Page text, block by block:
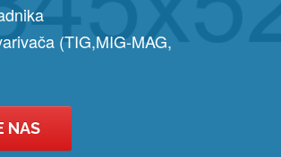
(TIG,MIG-MAG,
NAS